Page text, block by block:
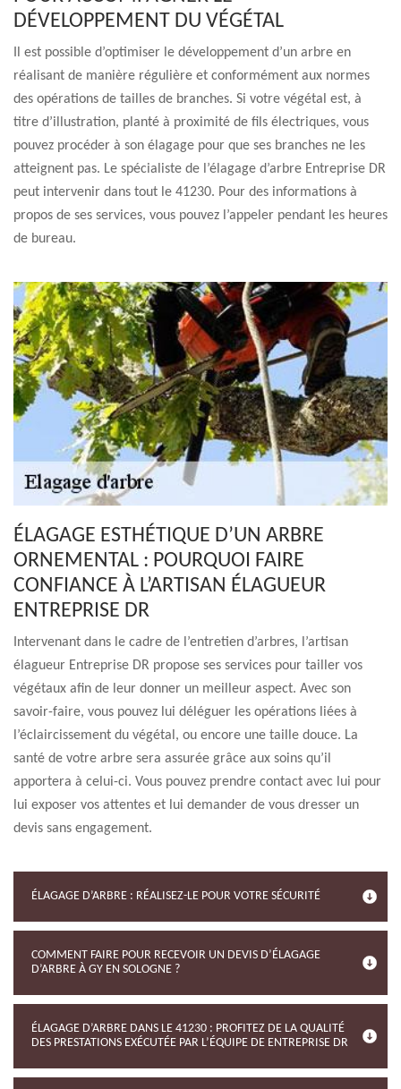
DÉVELOPPEMENT DU VÉGÉTAL
Il est possible d’optimiser le développement d’un arbre en
réalisant de manière régulière et conformément aux normes
des opérations de tailles de branches. Si votre végétal est, à
titre d’illustration, planté à proximité de fils électriques, vous
pouvez procéder à son élagage pour que ses branches ne les
atteignent pas. Le spécialiste de l’élagage d’arbre Entreprise DR
peut intervenir dans tout le 41230. Pour des informations à
propos de ses services, vous pouvez l’appeler pendant les heures
de bureau.
ÉLAGAGE ESTHÉTIQUE D’UN ARBRE
ORNEMENTAL : POURQUOI FAIRE
CONFIANCE À L’ARTISAN ÉLAGUEUR
ENTREPRISE DR
Intervenant dans le cadre de l’entretien d’arbres, l’artisan
élagueur Entreprise DR propose ses services pour tailler vos
végétaux afin de leur donner un meilleur aspect. Avec son
savoir-faire, vous pouvez lui déléguer les opérations liées à
l’éclaircissement du végétal, ou encore une taille douce. La
santé de votre arbre sera assurée grâce aux soins qu’il
apportera à celui-ci. Vous pouvez prendre contact avec lui pour
lui exposer vos attentes et lui demander de vous dresser un
devis sans engagement.
ÉLAGAGE D’ARBRE : RÉALISEZ-LE POUR VOTRE SÉCURITÉ
COMMENT FAIRE POUR RECEVOIR UN DEVIS D’ÉLAGAGE
D’ARBRE À GY EN SOLOGNE ?
ÉLAGAGE D’ARBRE DANS LE 41230 : PROFITEZ DE LA QUALITÉ
DES PRESTATIONS EXÉCUTÉE PAR L’ÉQUIPE DE ENTREPRISE DR